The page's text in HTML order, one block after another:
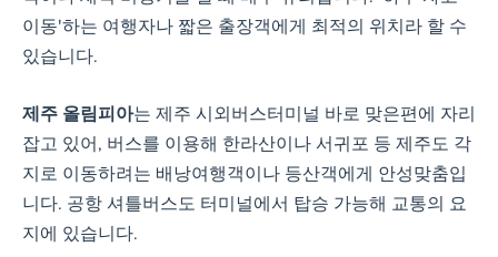
이동'하는 여행자나 짧은 출장객에게 최적의 위치라 할 수
있습니다.
제주 올림피아는 제주 시외버스터미널 바로 맞은편에 자리
잡고 있어, 버스를 이용해 한라산이나 서귀포 등 제주도 각
지로 이동하려는 배낭여행객이나 등산객에게 안성맞춤입
니다. 공항 셔틀버스도 터미널에서 탑승 가능해 교통의 요
지에 있습니다.